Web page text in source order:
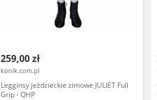
259,00 zł
konik.com.pl
Legginsy jeździeckie zimowe JULIET Full
Grip - QHP